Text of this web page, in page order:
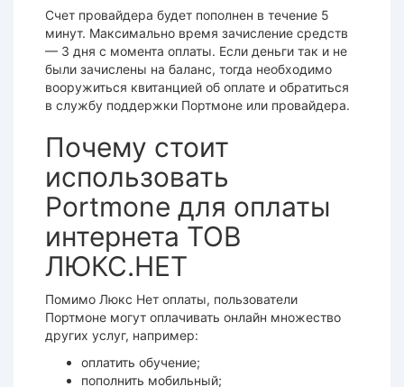
Счет провайдера будет пополнен в течение 5
минут. Максимально время зачисление средств
— 3 дня с момента оплаты. Если деньги так и не
были зачислены на баланс, тогда необходимо
вооружиться квитанцией об оплате и обратиться
в службу поддержки Портмоне или провайдера.
Почему стоит
использовать
Portmone для оплаты
интернета ТОВ
ЛЮКС.НЕТ
Помимо Люкс Нет оплаты, пользователи
Портмоне могут оплачивать онлайн множество
других услуг, например:
оплатить обучение;
пополнить мобильный;